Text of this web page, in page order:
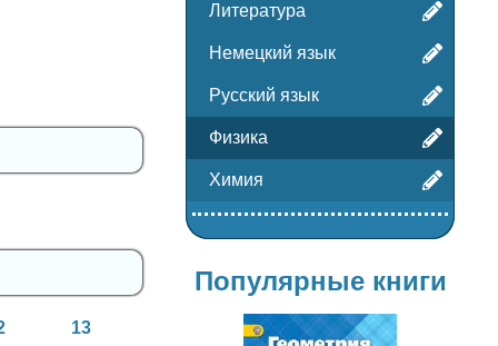
13
Литература
Немецкий язык
Русский язык
Физика
Химия
Популярные книги